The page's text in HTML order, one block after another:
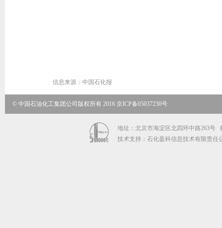
信息来源： 中国石化报
© 中国石油化工集团公司版权所有 2016 京ICP备05037230号
地址：北京市海淀区北四环中路263号
技术支持：石化盈科信息技术有限责任